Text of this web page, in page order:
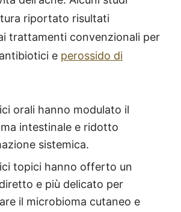
riportato risultati
trattamenti convenzionali per
e perossido di
orali hanno modulato il
intestinale e ridotto
sistemica.
topici hanno offerto un
e più delicato per
il microbioma cutaneo e